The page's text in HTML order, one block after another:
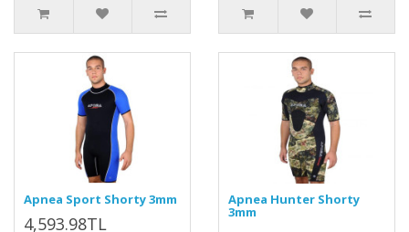
Apnea Sport Shorty 3mm
4,593.98TL
Apnea Hunter Shorty
3mm